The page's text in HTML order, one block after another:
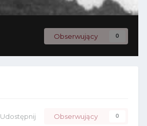
Obserwujący 0
Udostępnij Obserwujący 0